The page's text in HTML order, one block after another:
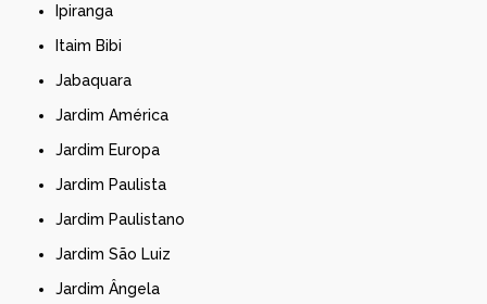
Ipiranga
Itaim Bibi
Jabaquara
Jardim América
Jardim Europa
Jardim Paulista
Jardim Paulistano
Jardim São Luiz
Jardim Ângela